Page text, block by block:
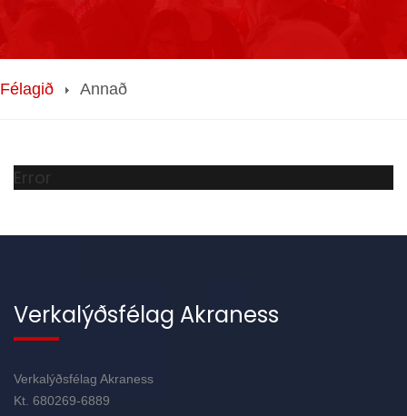
Félagið Annað
Error
Verkalýðsfélag Akraness
Verkalýðsfélag Akraness
Kt. 680269-6889